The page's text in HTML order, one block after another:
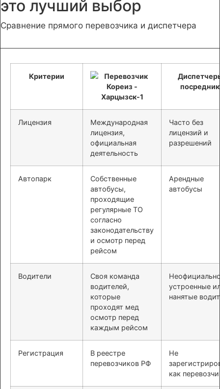
это лучший выбор
Сравнение прямого перевозчика и диспетчера
Критерии
Лицензия
Международная
лицензия,
официальная
деятельность
Часто без
лицензий и
разрешений
Автопарк
Собственные
автобусы,
проходящие
регулярные ТО
согласно
законодательству
и осмотр перед
рейсом
Арендные
автобусы
Водители
Своя команда
водителей,
которые
проходят мед
осмотр перед
каждым рейсом
устроенные
нанятые
Регистрация
В реестре
перевозчиков РФ
Не
как